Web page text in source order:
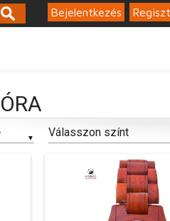
Bejelentkezés
Válasszon színt